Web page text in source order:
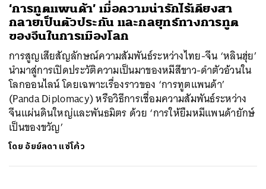
‘การทูตแพนด้า’ เมื่อความน่ารักไร้เดียงสา
กลายเป็นตัวประกัน และกลยุทธ์ทางการทูต
ของจีนในการเมืองโลก
การสูญเสียสัญลักษณ์ความสัมพันธ์ระหว่างไทย-จีน ‘หลินฮุ่ย’
นำมาสู่การเปิดประวัติความเป็นมาของหมีสีขาว-ดำตัวอ้วนใน
โลกออนไลน์ โดยเฉพาะเรื่องราวของ ‘การทูตแพนด้า’
(Panda Diplomacy) หรือวิธีการเชื่อมความสัมพันธ์ระหว่าง
จีนแผ่นดินใหญ่และพันธมิตร ด้วย ‘การให้ยืมหมีแพนด้ายักษ์
เป็นของขวัญ’
โดย อัยย์ลดา แซ่โค้ว